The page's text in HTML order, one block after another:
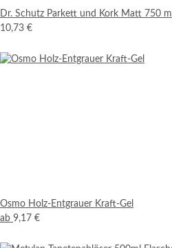
Dr. Schutz Parkett und Kork Matt 750 ml
10,73 €
Osmo Holz-Entgrauer Kraft-Gel
ab 9,17 €